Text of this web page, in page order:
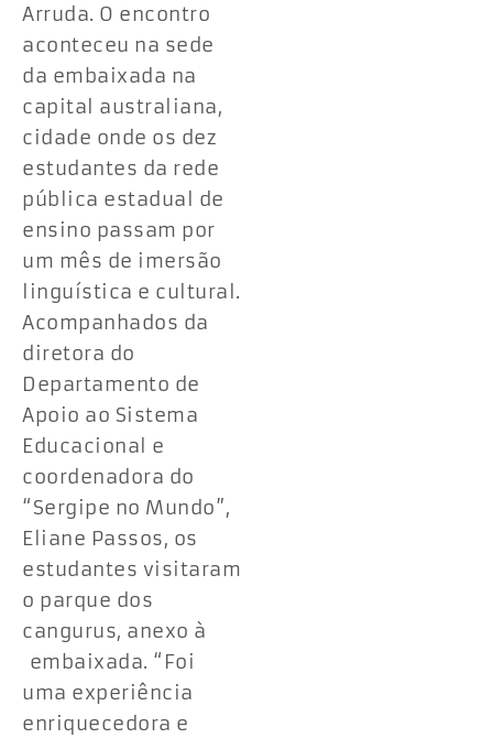
Arruda. O encontro
aconteceu na sede
da embaixada na
capital australiana,
cidade onde os dez
estudantes da rede
pública estadual de
ensino passam por
um mês de imersão
linguística e cultural.
Acompanhados da
diretora do
Departamento de
Apoio ao Sistema
Educacional e
coordenadora do
“Sergipe no Mundo”,
Eliane Passos, os
estudantes visitaram
o parque dos
cangurus, anexo à
embaixada. “Foi
uma experiência
enriquecedora e